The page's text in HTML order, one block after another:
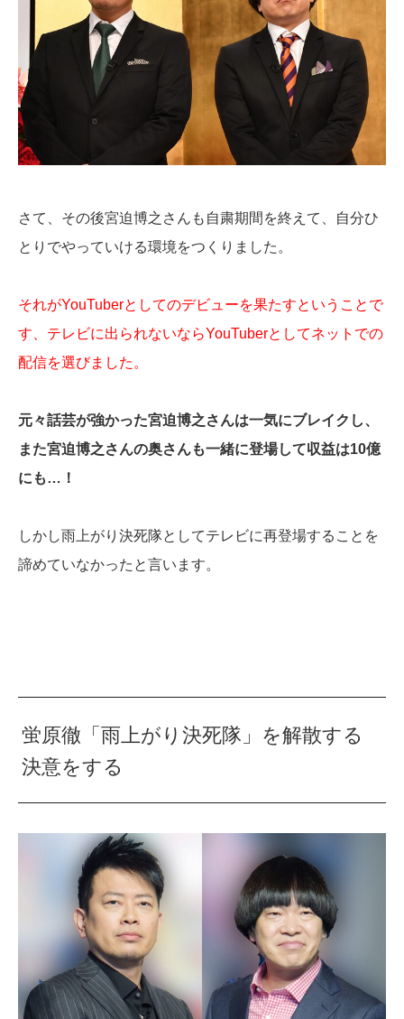
さて、その後宮迫博之さんも自粛期間を終えて、自分ひ
とりでやっていける環境をつくりました。
それがYouTuberとしてのデビューを果たすということで
す、テレビに出られないならYouTuberとしてネットでの
配信を選びました。
元々話芸が強かった宮迫博之さんは一気にブレイクし、
また宮迫博之さんの奥さんも一緒に登場して収益は10億
にも…！
しかし雨上がり決死隊としてテレビに再登場することを
諦めていなかったと言います。
蛍原徹「雨上がり決死隊」を解散する
決意をする